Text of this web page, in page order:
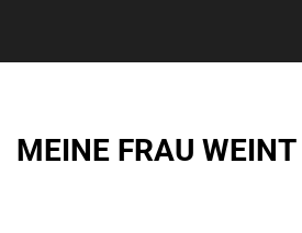
MEINE FRAU WEINT